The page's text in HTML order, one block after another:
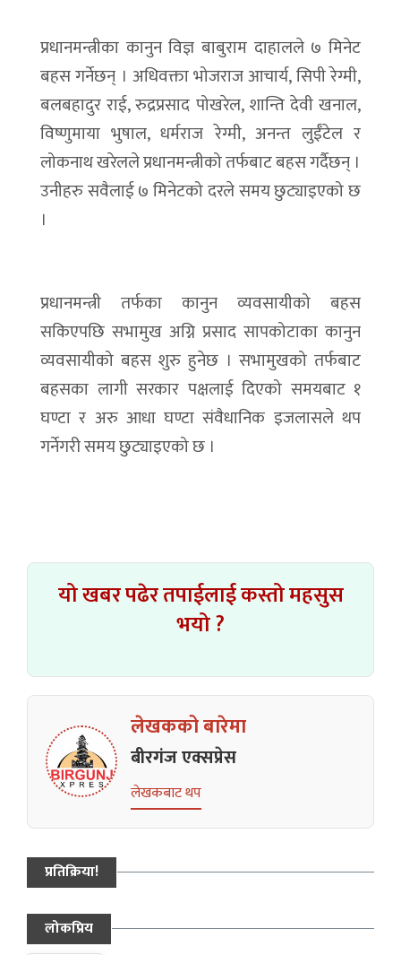
प्रधानमन्त्रीका कानुन विज्ञ बाबुराम दाहालले ७ मिनेट
बहस गर्नेछन् । अधिवक्ता भोजराज आचार्य, सिपी रेग्मी,
बलबहादुर राई, रुद्रप्रसाद पोखरेल, शान्ति देवी खनाल,
विष्णुमाया भुषाल, धर्मराज रेग्मी, अनन्त लुईँटेल र
लोकनाथ खरेलले प्रधानमन्त्रीको तर्फबाट बहस गर्दैछन् ।
उनीहरु सवैलाई ७ मिनेटको दरले समय छुट्याइएको छ
।
प्रधानमन्त्री तर्फका कानुन व्यवसायीको बहस
सकिएपछि सभामुख अग्नि प्रसाद सापकोटाका कानुन
व्यवसायीको बहस शुरु हुनेछ । सभामुखको तर्फबाट
बहसका लागी सरकार पक्षलाई दिएको समयबाट १
घण्टा र अरु आधा घण्टा संवैधानिक इजलासले थप
गर्नेगरी समय छुट्याइएको छ ।
यो खबर पढेर तपाईलाई कस्तो महसुस
भयो ?
लेखकको बारेमा
बीरगंज एक्सप्रेस
लेखकबाट थप
प्रतिक्रिया!
लोकप्रिय